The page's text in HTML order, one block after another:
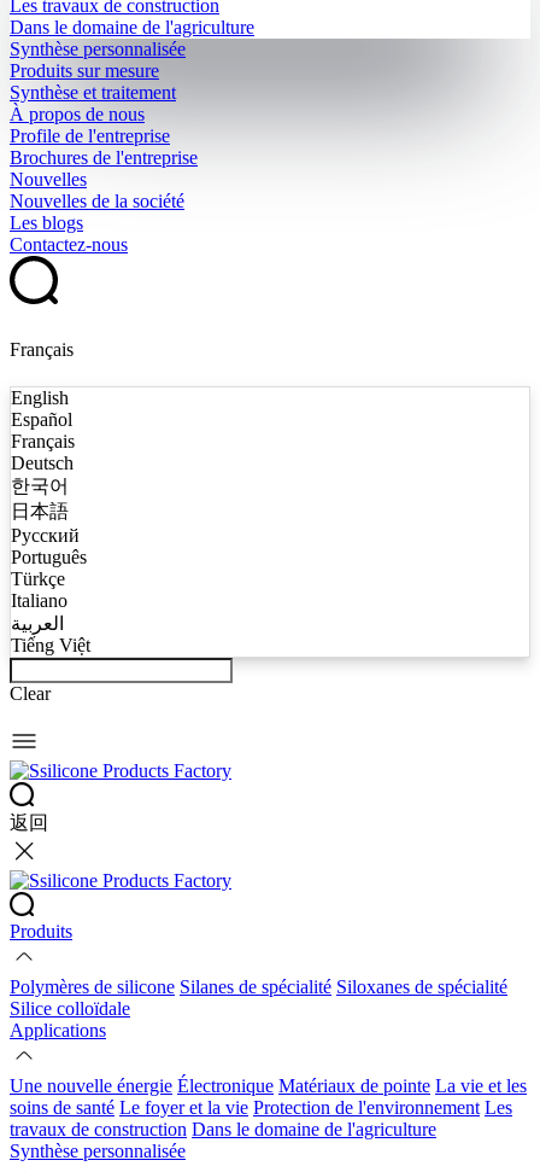
Les travaux de construction
Dans le domaine de l'agriculture
Synthèse personnalisée
Produits sur mesure
Synthèse et traitement
À propos de nous
Profile de l'entreprise
Brochures de l'entreprise
Nouvelles
Nouvelles de la société
Les blogs
Contactez-nous
Français
English
Español
Français
Deutsch
한국어
日本語
Русский
Português
Türkçe
Italiano
العربية
Tiếng Việt
Clear
返回
Produits
Polymères de silicone Silanes de spécialité Siloxanes de spécialité
Silice colloïdale
Applications
Une nouvelle énergie Électronique Matériaux de pointe La vie et les
soins de santé Le foyer et la vie Protection de l'environnement Les
travaux de construction Dans le domaine de l'agriculture
Synthèse personnalisée